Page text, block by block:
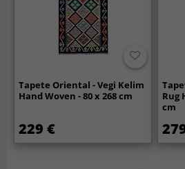
Tapete Oriental - Vegi Kelim
Hand Woven - 80 x 268 cm
229 €
Rug
cm